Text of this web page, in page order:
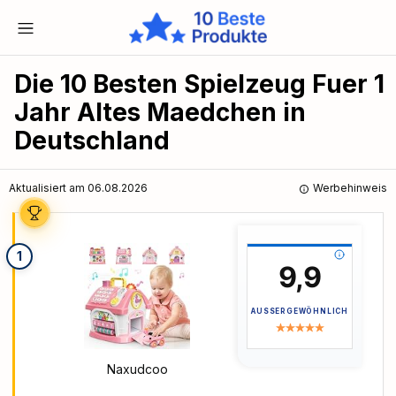
Die 10 Besten Spielzeug Fuer 1
Jahr Altes Maedchen in
Deutschland
Aktualisiert am 06.08.2026 Werbehinweis
1
9,9
AUSSERGEWÖHNLICH
Naxudcoo